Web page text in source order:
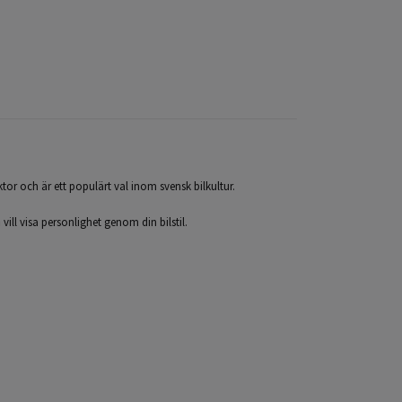
och är ett populärt val inom svensk bilkultur.
visa personlighet genom din bilstil.